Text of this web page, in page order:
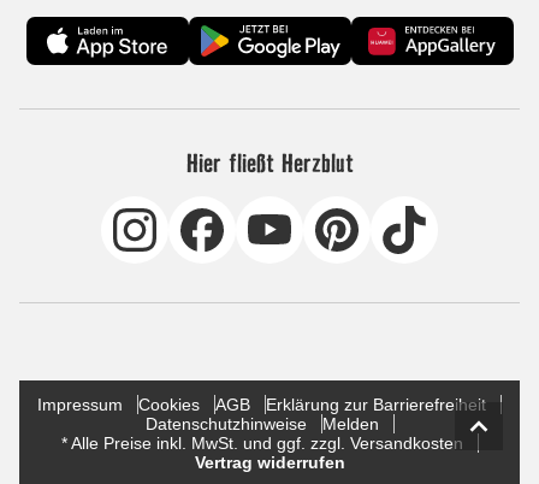
Hier fließt Herzblut
Impressum Cookies AGB
Erklärung zur Barrierefreiheit
Datenschutzhinweise
Melden
* Alle Preise inkl. MwSt. und ggf. zzgl. Versandkosten
Vertrag widerrufen